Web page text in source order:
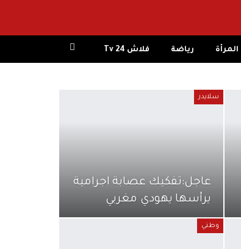
المرأة رياضة فلاش 24 Tv
سلايدر
عاجل:تفكيك عصابة اجرامية
يرأسها يهودي مغربي
وطني